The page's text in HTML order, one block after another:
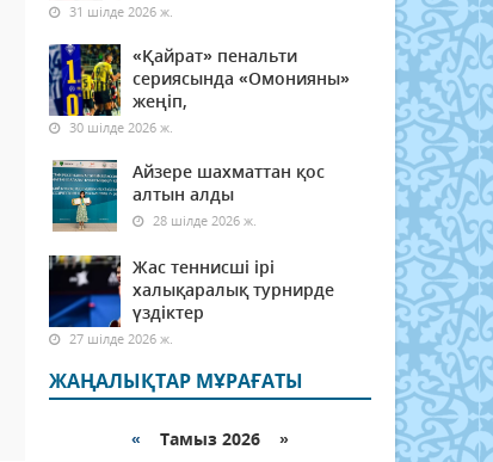
31 шілде 2026 ж.
«Қайрат» пенальти
сериясында «Омонияны»
жеңіп,
30 шілде 2026 ж.
Айзере шахматтан қос
алтын алды
28 шілде 2026 ж.
Жас теннисші ірі
халықаралық турнирде
үздіктер
27 шілде 2026 ж.
ЖАҢАЛЫҚТАР МҰРАҒАТЫ
« Тамыз 2026 »